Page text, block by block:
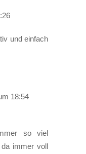
und einfach
18:54
so viel
immer voll